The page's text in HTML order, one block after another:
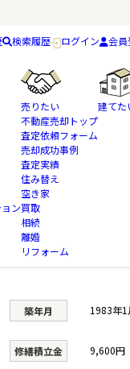
検索履歴 ログイン 会員
ン
売りたい
不動産売却トップ
査定依頼フォーム
売却成功事例
査定実績
住み替え
空き家
買取
相続
離婚
リフォーム
建てた
サンピア鎌ケ谷
築年月 1983年1
修繕積立金 9,600円